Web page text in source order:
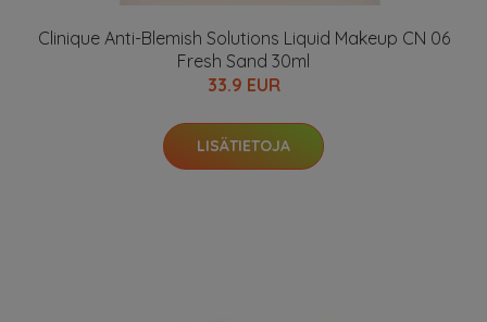
Clinique Anti-Blemish Solutions Liquid Makeup CN 06
Fresh Sand 30ml
33.9 EUR
LISÄTIETOJA